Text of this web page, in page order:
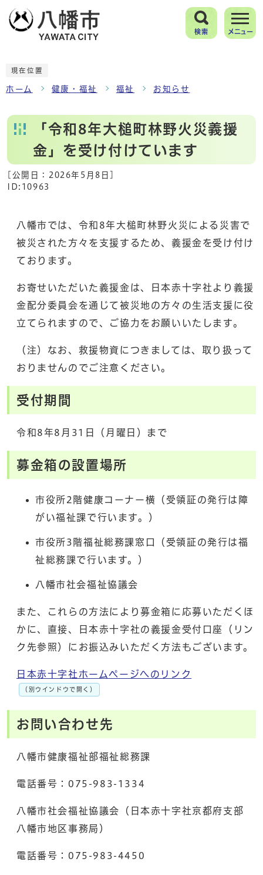
検索 メニュー
現在位置
ホーム 健康・福祉 福祉 お知らせ
「令和8年大槌町林野火災義援
金」を受け付けています
[公開日： 2026年5月8日
ID:10963
八幡市では、令和8年大槌町林野火災による災害で
被災された方々を支援するため、義援金を受け付け
ております。
お寄せいただいた義援金は、日本赤十字社より義援
金配分委員会を通じて被災地の方々の生活支援に役
立てられますので、ご協力をお願いいたします。
（注）なお、救援物資につきましては、取り扱って
おりませんのでご注意ください。
受付期間
令和8年8月31日（月曜日）まで
募金箱の設置場所
市役所2階健康コーナー横（受領証の発行は障
がい福祉課で行います。）
市役所3階福祉総務課窓口（受領証の発行は福
祉総務課で行います。）
八幡市社会福祉協議会
また、これらの方法により募金箱に応募いただくほ
かに、直接、日本赤十字社の義援金受付口座（リン
ク先参照）にお振込みいただく方法もございます。
日本赤十字社ホームページへのリンク
（別ウインドウで開く）
お問い合わせ先
八幡市健康福祉部福祉総務課
電話番号：075-983-1334
八幡市社会福祉協議会（日本赤十字社京都府支部
八幡市地区事務局）
電話番号：075-983-4450